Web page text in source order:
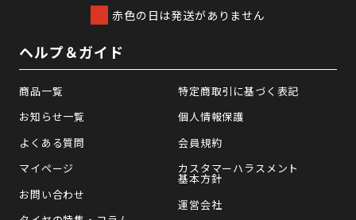
赤色の日は発送がありません
ヘルプ＆ガイド
商品一覧
お知らせ一覧
よくある質問
マイページ
お問い合わせ
特定商取引に基づく表記
個人情報保護
会員規約
カスタマーハラスメント
基本方針
運営会社